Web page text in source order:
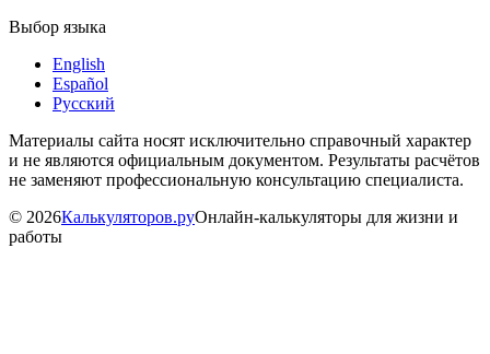
Выбор языка
English
Español
Русский
Материалы сайта носят исключительно справочный характер
и не являются официальным документом. Результаты расчётов
не заменяют профессиональную консультацию специалиста.
© 2026Калькуляторов.руОнлайн-калькуляторы для жизни и
работы